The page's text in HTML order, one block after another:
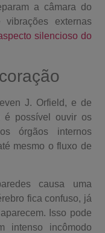
a câmara do
externas
silencioso do
J. Orfield, e de
é possível ouvir os
órgãos internos
mesmo o fluxo de
causa uma
fica confuso, já
Isso pode
intenso incômodo